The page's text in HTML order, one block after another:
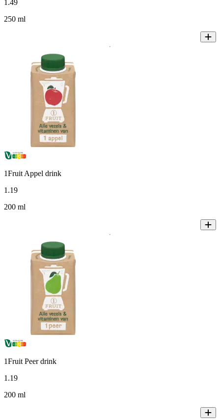
1 .49
250 ml
1Fruit Appel drink
1 .19
200 ml
1Fruit Peer drink
1 .19
200 ml